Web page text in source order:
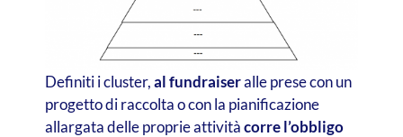
Definiti i cluster,al fundraiseralle prese con un
progetto di raccolta o con la pianificazione
allargata delle proprie attivitàcorre l’obbligo